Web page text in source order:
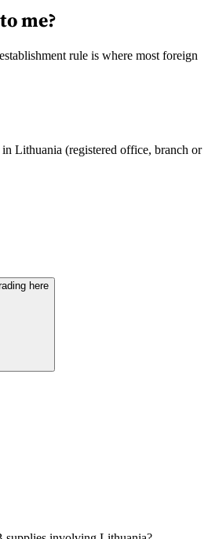
me?
rule is where most foreign
in Lithuania (registered office, branch or
here